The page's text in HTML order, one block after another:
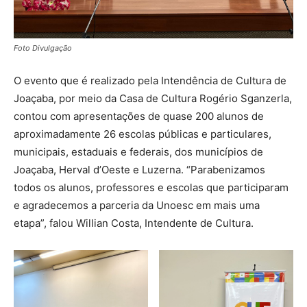
Foto Divulgação
O evento que é realizado pela Intendência de Cultura de
Joaçaba, por meio da Casa de Cultura Rogério Sganzerla,
contou com apresentações de quase 200 alunos de
aproximadamente 26 escolas públicas e particulares,
municipais, estaduais e federais, dos municípios de
Joaçaba, Herval d’Oeste e Luzerna. “Parabenizamos
todos os alunos, professores e escolas que participaram
e agradecemos a parceria da Unoesc em mais uma
etapa”, falou Willian Costa, Intendente de Cultura.